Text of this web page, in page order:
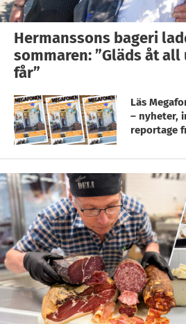
Hermanssons bageri
sommaren: ”Gläds åt
får”
Läs
– nyheter,
reportage